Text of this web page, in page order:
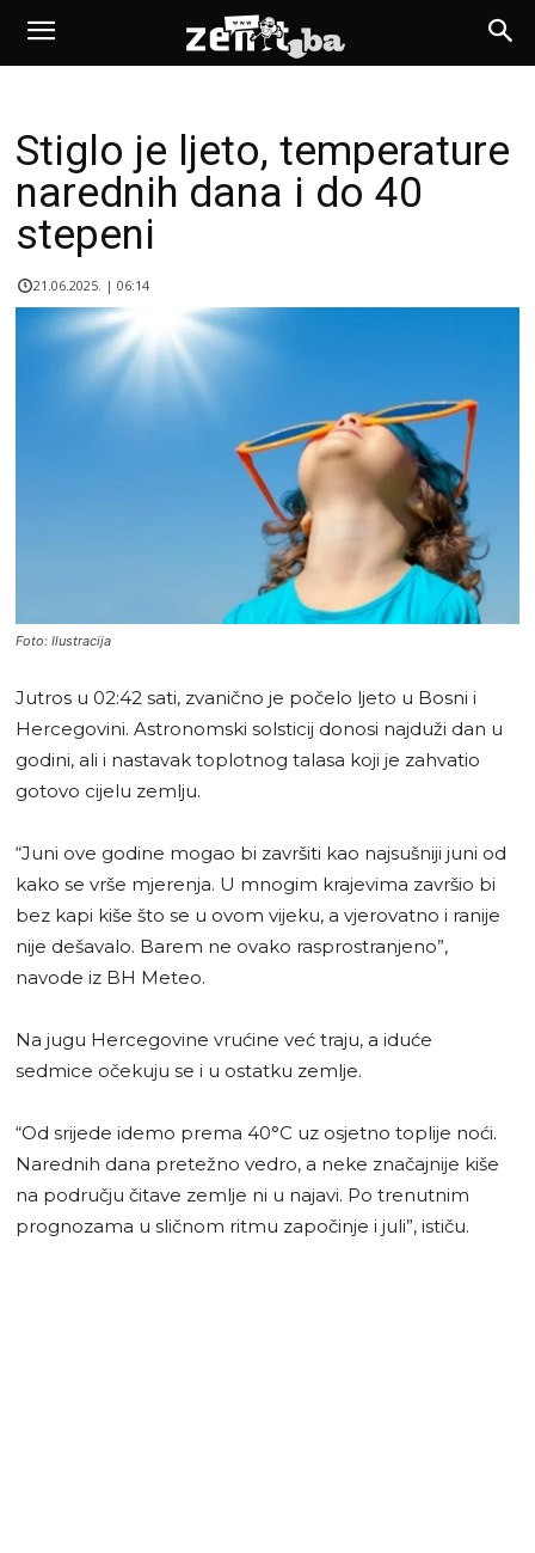
Stiglo je ljeto, temperature
narednih dana i do 40
stepeni
21.06.2025. | 06:14
Foto: Ilustracija
Jutros u 02:42 sati, zvanično je počelo ljeto u Bosni i
Hercegovini. Astronomski solsticij donosi najduži dan u
godini, ali i nastavak toplotnog talasa koji je zahvatio
gotovo cijelu zemlju.
“Juni ove godine mogao bi završiti kao najsušniji juni od
kako se vrše mjerenja. U mnogim krajevima završio bi
bez kapi kiše što se u ovom vijeku, a vjerovatno i ranije
nije dešavalo. Barem ne ovako rasprostranjeno”,
navode iz BH Meteo.
Na jugu Hercegovine vrućine već traju, a iduće
sedmice očekuju se i u ostatku zemlje.
“Od srijede idemo prema 40°C uz osjetno toplije noći.
Narednih dana pretežno vedro, a neke značajnije kiše
na području čitave zemlje ni u najavi. Po trenutnim
prognozama u sličnom ritmu započinje i juli”, ističu.